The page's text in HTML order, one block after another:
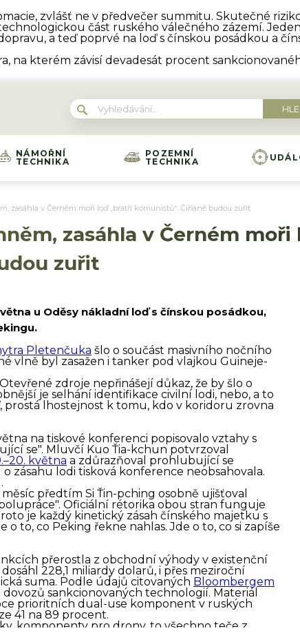
zvlášť ne v předvečer summitu. Skutečné
část ruského válečného zázemí.
a teď poprvé na loď s čínskou posádkou a
na kterém závisí devadesát procent
NÁMOŘNÍ
TECHNIKA
POZEMNÍ
TECHNIKA
zasáhla v Černém moři loď „bratří komunistů“. Číňané budou zuřit
zasáhla v Černém
zuřit
u Oděsy nákladní loď s čínskou posádkou,
Pletenčuka šlo o součást masivního nočního
vlně byl zasažen i tanker pod vlajkou Guineje-
zdroje nepřinášejí důkaz, že by šlo o
je selhání identifikace civilní lodi, nebo, a to
prostá lhostejnost k tomu, kdo v koridoru zrovna
na tiskové konferenci popisovalo vztahy s
se". Mluvčí Kuo Ťia-kchun potvrzoval
května a zdůrazňoval prohlubující se
zásahu lodi tisková konference neobsahovala.
předtím Si Ťin-pching osobně ujišťoval
Oficiální rétorika obou stran funguje
je každý kinetický zásah čínského majetku s
to, co Peking řekne nahlas. Jde o to, co si zapíše
přerostla z obchodní výhody v existenční
228,1 miliardy dolarů, i přes meziroční
suma. Podle údajů citovaných Bloombergem
sankcionovaných technologií. Materiál
prioritních dual-use komponent v ruských
41 na 89 procent.
komponenty pro drony, to všechno teče z